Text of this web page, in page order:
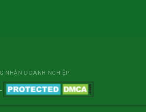
NHẬN DOANH NGHIỆP